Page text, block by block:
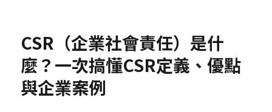
CSR（企業社會責任）是什
麼？一次搞懂CSR定義、優點
與企業案例